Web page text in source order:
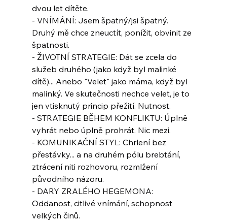
dvou let dítěte.
- VNÍMÁNÍ: Jsem špatný/jsi špatný.
Druhý mě chce zneuctít, ponížit, obvinit ze
špatnosti.
- ŽIVOTNÍ STRATEGIE: Dát se zcela do
služeb druhého (jako když byl malinké
dítě)... Anebo "Velet" jako máma, když byl
malinký. Ve skutečnosti nechce velet, je to
jen vtisknutý princip přežití. Nutnost.
- STRATEGIE BĚHEM KONFLIKTU: Úplně
vyhrát nebo úplně prohrát. Nic mezi.
- KOMUNIKAČNÍ STYL: Chrlení bez
přestávky... a na druhém pólu brebtání,
ztrácení niti rozhovoru, rozmlžení
původního názoru.
- DARY ZRALÉHO HEGEMONA:
Oddanost, citlivé vnímání, schopnost
velkých činů.